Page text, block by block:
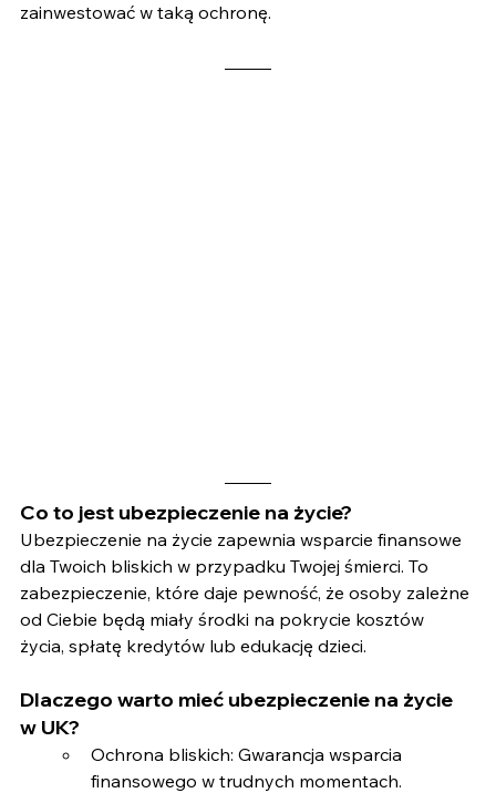
zainwestować w taką ochronę.
Co to jest ubezpieczenie na życie?
Ubezpieczenie na życie zapewnia wsparcie finansowe
dla Twoich bliskich w przypadku Twojej śmierci. To
zabezpieczenie, które daje pewność, że osoby zależne
od Ciebie będą miały środki na pokrycie kosztów
życia, spłatę kredytów lub edukację dzieci.
Dlaczego warto mieć ubezpieczenie na życie
w UK?
Ochrona bliskich: Gwarancja wsparcia
finansowego w trudnych momentach.